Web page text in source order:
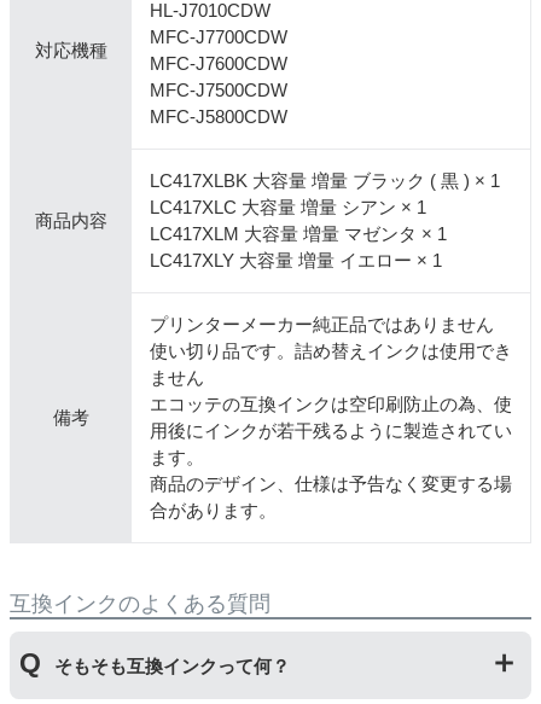
対応機種
HL-J7010CDW
MFC-J7700CDW
MFC-J7600CDW
MFC-J7500CDW
MFC-J5800CDW
商品内容
LC417XLBK 大容量 増量 ブラック ( 黒 ) × 1
LC417XLC 大容量 増量 シアン × 1
LC417XLM 大容量 増量 マゼンタ × 1
LC417XLY 大容量 増量 イエロー × 1
備考
プリンターメーカー純正品ではありません
使い切り品です。詰め替えインクは使用でき
ません
エコッテの互換インクは空印刷防止の為、使
用後にインクが若干残るように製造されてい
ます。
商品のデザイン、仕様は予告なく変更する場
合があります。
互換インクのよくある質問
そもそも互換インクって何？